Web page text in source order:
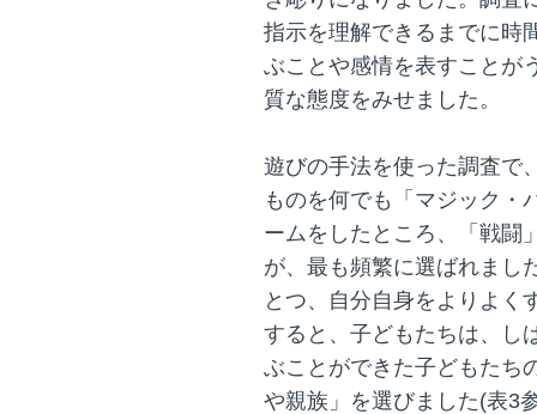
指示を理解できるまでに時
ぶことや感情を表すことが
質な態度をみせました。
遊びの手法を使った調査で
ものを何でも「マジック・
ームをしたところ、「戦闘
が、最も頻繁に選ばれまし
とつ、自分自身をよりよく
すると、子どもたちは、し
ぶことができた子どもたち
や親族」を選びました(表3